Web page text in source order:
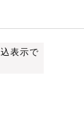
表示で